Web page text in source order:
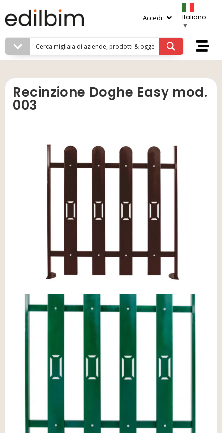
Accedi
Italiano
▼
Recinzione Doghe Easy mod.
003